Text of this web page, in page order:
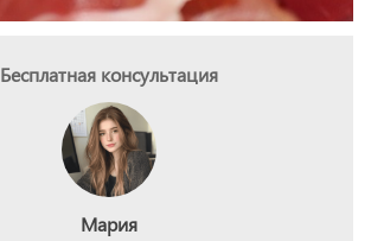
Бесплатная консультация
Мария